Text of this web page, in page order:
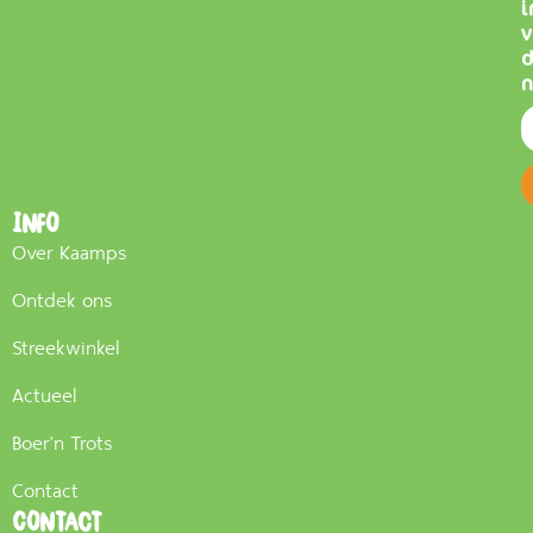
Info
Over Kaamps
Ontdek ons
Streekwinkel
Actueel
Boer'n Trots
Contact
Contact